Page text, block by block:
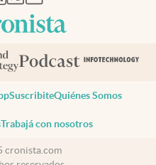
SuscribiteQuiénes Somos
Trabajá con nosotros
cronista.com